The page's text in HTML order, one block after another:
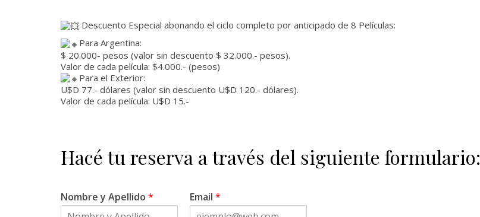
Descuento Especial abonando el ciclo completo por anticipado de 8 Películas:
Para Argentina:
$ 20.000- pesos (valor sin descuento $ 32.000.- pesos).
Valor de cada película: $4.000.- (pesos)
Para el Exterior:
U$D 77.- dólares (valor sin descuento U$D 120.- dólares).
Valor de cada película: U$D 15.-
Hacé tu reserva a través del siguiente formulario:
Nombre y Apellido * Email *